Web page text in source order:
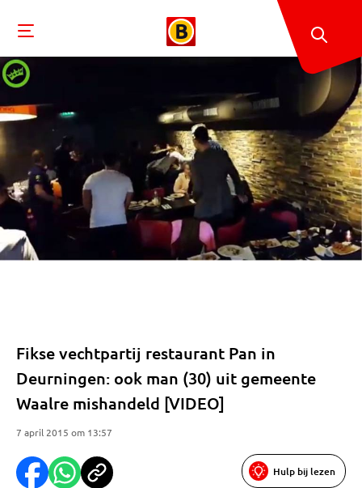
Fikse vechtpartij restaurant Pan in
Deurningen: ook man (30) uit gemeente
Waalre mishandeld [VIDEO]
7 april 2015 om 13:57
Hulp bij lezen